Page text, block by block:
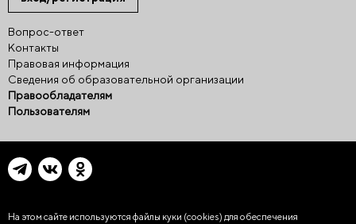
Вопрос-ответ
Контакты
Правовая информация
Сведения об образовательной организации
Правообладателям
Пользователям
На этом сайте используются файлы куки (cookies) для обеспечения